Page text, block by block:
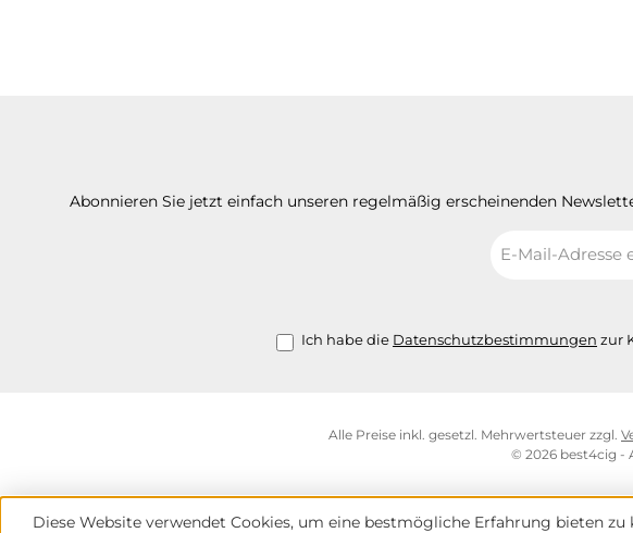
Abonnieren Sie jetzt einfach unseren regelmäßig erscheinenden
Mail-
Ich habe die Datenschutzbestimmungen zur
Alle Preise inkl. gesetzl. Mehrwertsteuer zzgl.
© 2026 best4cig -
Diese Website verwendet Cookies, um eine bestmögliche Erfahrung bieten zu